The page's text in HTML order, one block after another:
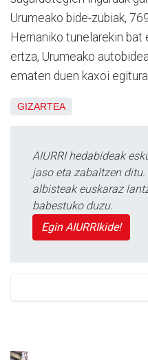
Urumeako bide-zubiak,
Hernaniko tunelarekin bat
ertza, Urumeako
ematen duen kaxoi
GIZARTEA
AIURRI hedabideak
jaso eta zabaltzen
albisteak euskaraz
babestuko duzu.
Egin AIURRIkide!